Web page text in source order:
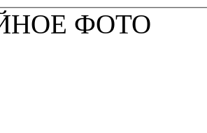
ФОТО